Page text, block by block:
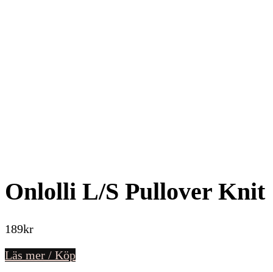
Onlolli L/S Pullover Knit
189kr
Läs mer / Köp